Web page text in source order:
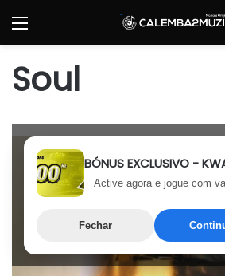
Soul
BÓNUS EXCLUSIVO -
Active agora e jogue com
Fechar